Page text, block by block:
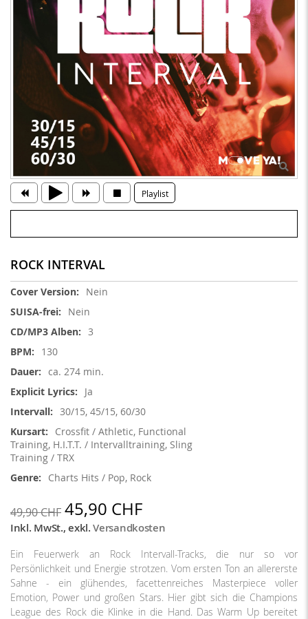
Playlist
ROCK INTERVAL
Weitere
Nein
Nein
3
130
ca. 274 min.
Ja
30/15, 45/15, 60/30
Crossfit / Athletic, Functional
Training, H.I.T.T. / Intervalltraining, Sling
Training / TRX
Charts Hits / Pop, Rock
49,90 CHF 45,90 CHF
Inkl. MwSt.,exkl.Versandkosten
Ein Feuerwerk an Rock Intervall-Tracks, die nur so vor
Persönlichkeit und Energie strotzen. Vom ersten Ton an allererste
Sahne - ein glühendes, facettenreiches Masterpiece voller
Emotion, Power und großen Stars. Hier gibt sich die Champions
League des Rock die Klinke in die Hand. Das Warm Up bereitet